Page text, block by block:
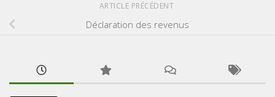
ARTICLE PRÉCÉDENT
Déclaration des revenus